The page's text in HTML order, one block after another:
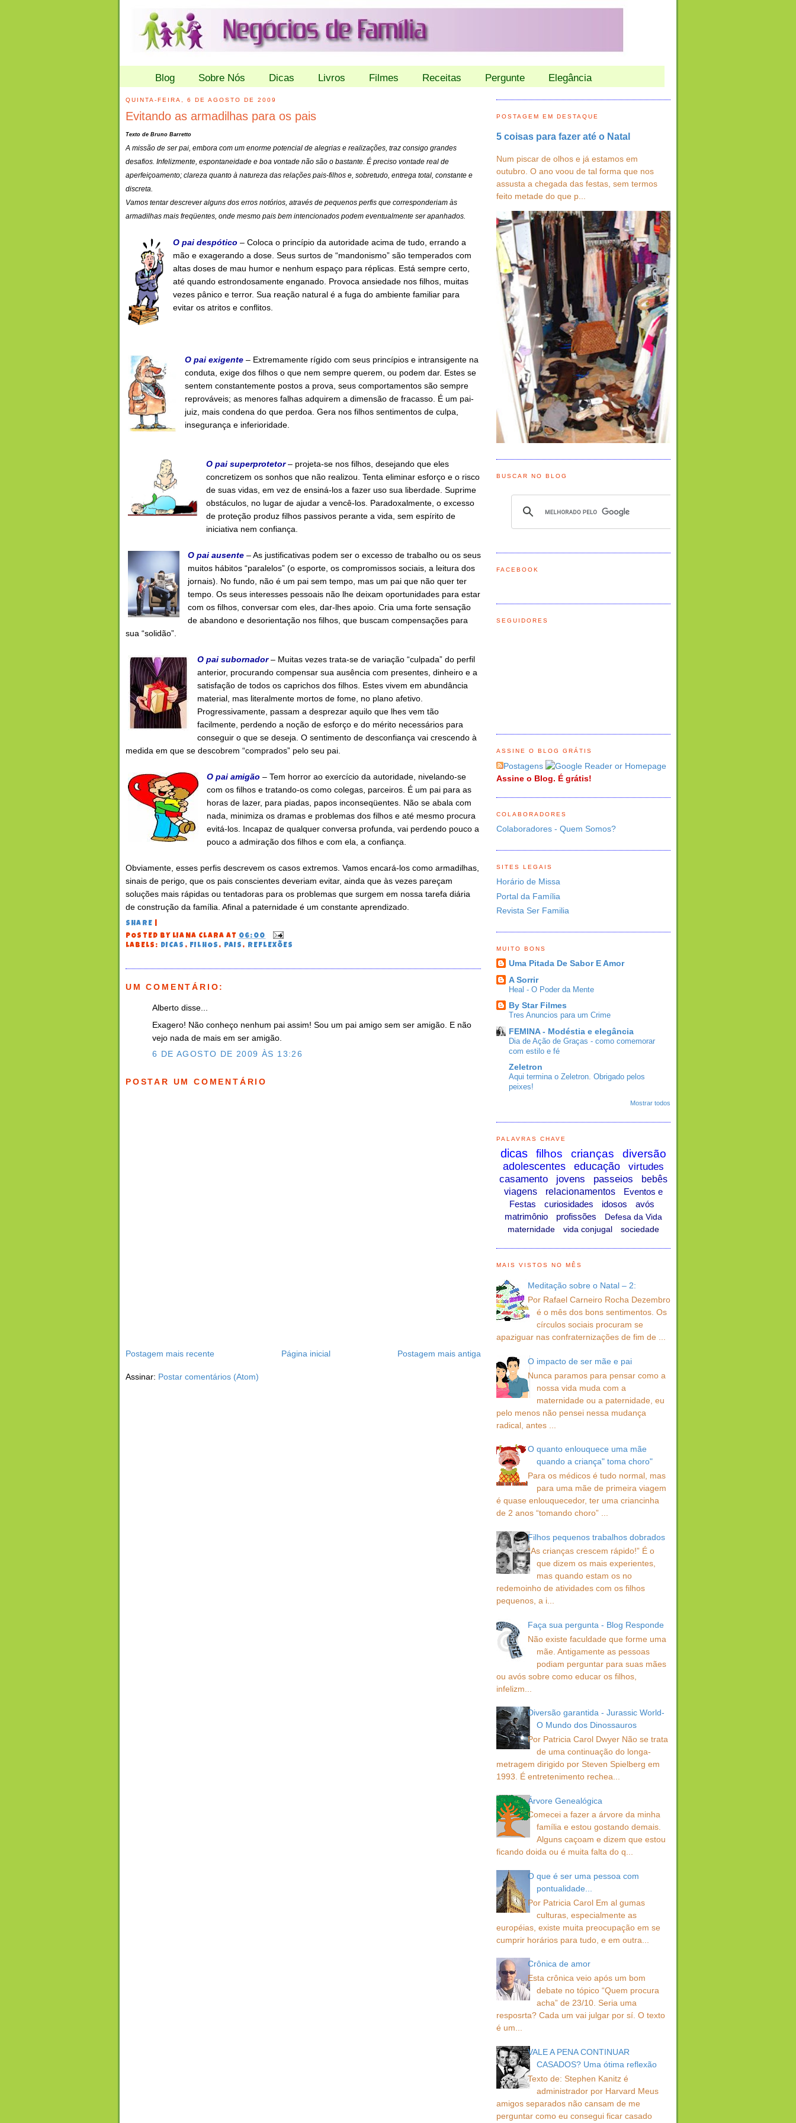
Blog Sobre Nós Dicas Livros Filmes Receitas Pergunte Elegância
QUINTA-FEIRA, 6 DE AGOSTO DE 2009
Evitando as armadilhas para os pais
Texto de Bruno Barretto
A missão de ser pai, embora com um enorme potencial de alegrias e realizações, traz consigo grandes
desafios. Infelizmente, espontaneidade e boa vontade não são o bastante. É preciso vontade real de
aperfeiçoamento; clareza quanto à natureza das relações pais-filhos e, sobretudo, entrega total, constante e
discreta.
Vamos tentar descrever alguns dos erros notórios, através de pequenos perfis que corresponderiam às
armadilhas mais freqüentes, onde mesmo pais bem intencionados podem eventualmente ser apanhados.
O pai despótico – Coloca o princípio da autoridade acima de tudo, errando a
mão e exagerando a dose. Seus surtos de “mandonismo” são temperados com
altas doses de mau humor e nenhum espaço para réplicas. Está sempre certo,
até quando estrondosamente enganado. Provoca ansiedade nos filhos, muitas
vezes pânico e terror. Sua reação natural é a fuga do ambiente familiar para
evitar os atritos e conflitos.
O pai exigente – Extremamente rígido com seus princípios e intransigente na
conduta, exige dos filhos o que nem sempre querem, ou podem dar. Estes se
sentem constantemente postos a prova, seus comportamentos são sempre
reprováveis; as menores falhas adquirem a dimensão de fracasso. É um pai-
juiz, mais condena do que perdoa. Gera nos filhos sentimentos de culpa,
insegurança e inferioridade.
O pai superprotetor – projeta-se nos filhos, desejando que eles
concretizem os sonhos que não realizou. Tenta eliminar esforço e o risco
de suas vidas, em vez de ensiná-los a fazer uso sua liberdade. Suprime
obstáculos, no lugar de ajudar a vencê-los. Paradoxalmente, o excesso
de proteção produz filhos passivos perante a vida, sem espírito de
iniciativa nem confiança.
O pai ausente – As justificativas podem ser o excesso de trabalho ou os seus
muitos hábitos “paralelos” (o esporte, os compromissos sociais, a leitura dos
jornais). No fundo, não é um pai sem tempo, mas um pai que não quer ter
tempo. Os seus interesses pessoais não lhe deixam oportunidades para estar
com os filhos, conversar com eles, dar-lhes apoio. Cria uma forte sensação
de abandono e desorientação nos filhos, que buscam compensações para
sua “solidão”.
O pai subornador– Muitas vezes trata-se de variação “culpada” do perfil
anterior, procurando compensar sua ausência com presentes, dinheiro e a
satisfação de todos os caprichos dos filhos. Estes vivem em abundância
material, mas literalmente mortos de fome, no plano afetivo.
Progressivamente, passam a desprezar aquilo que lhes vem tão
facilmente, perdendo a noção de esforço e do mérito necessários para
conseguir o que se deseja. O sentimento de desconfiança vai crescendo à
medida em que se descobrem “comprados” pelo seu pai.
O pai amigão – Tem horror ao exercício da autoridade, nivelando-se
com os filhos e tratando-os como colegas, parceiros. É um pai para as
horas de lazer, para piadas, papos inconseqüentes. Não se abala com
nada, minimiza os dramas e problemas dos filhos e até mesmo procura
evitá-los. Incapaz de qualquer conversa profunda, vai perdendo pouco a
pouco a admiração dos filhos e com ela, a confiança.
Obviamente, esses perfis descrevem os casos extremos. Vamos encará-los como armadilhas,
sinais de perigo, que os pais conscientes deveriam evitar, ainda que às vezes pareçam
soluções mais rápidas ou tentadoras para os problemas que surgem em nossa tarefa diária
de construção da família. Afinal a paternidade é um constante aprendizado.
SHARE
POSTED BY LIANA CLARA AT 06:00
LABELS: DICAS , FILHOS , PAIS , REFLEXÕES
UM COMENTÁRIO:
Alberto disse...
Exagero! Não conheço nenhum pai assim! Sou um pai amigo sem ser amigão. E não
vejo nada de mais em ser amigão.
6 DE AGOSTO DE 2009 ÀS 13:26
POSTAR UM COMENTÁRIO
Postagem mais recente Postagem mais antiga
Página inicial
Assinar: Postar comentários (Atom)
POSTAGEM EM DESTAQUE
5 coisas para fazer até o Natal
Num piscar de olhos e já estamos em
outubro. O ano voou de tal forma que nos
assusta a chegada das festas, sem termos
feito metade do que p...
BUSCAR NO BLOG
FACEBOOK
SEGUIDORES
ASSINE O BLOG GRÁTIS
Postagens
Assine o Blog. É grátis!
COLABORADORES
Colaboradores - Quem Somos?
SITES LEGAIS
Horário de Missa
Portal da Família
Revista Ser Familia
MUITO BONS
Uma Pitada De Sabor E Amor
A Sorrir
Heal - O Poder da Mente
By Star Filmes
Tres Anuncios para um Crime
FEMINA - Modéstia e elegância
Dia de Ação de Graças - como comemorar
com estilo e fé
Zeletron
Aqui termina o Zeletron. Obrigado pelos
peixes!
Mostrar todos
PALAVRAS CHAVE
dicas filhos crianças diversão
adolescentes educação
virtudes
casamento
jovens passeios
bebês
viagens
relacionamentos
Eventos e
Festas
curiosidades idosos
avós
matrimônio
profissões
Defesa da Vida
maternidade
vida conjugal sociedade
MAIS VISTOS NO MÊS
Meditação sobre o Natal – 2:
Por Rafael Carneiro Rocha Dezembro
é o mês dos bons sentimentos. Os
círculos sociais procuram se
apaziguar nas confraternizações de fim de ...
O impacto de ser mãe e pai
Nunca paramos para pensar como a
nossa vida muda com a
maternidade ou a paternidade, eu
pelo menos não pensei nessa mudança
radical, antes ...
O quanto enlouquece uma mãe
quando a criança" toma choro"
Para os médicos é tudo normal, mas
para uma mãe de primeira viagem
é quase enlouquecedor, ter uma criancinha
de 2 anos “tomando choro” ...
Filhos pequenos trabalhos dobrados
“As crianças crescem rápido!” É o
que dizem os mais experientes,
mas quando estam os no
redemoinho de atividades com os filhos
pequenos, a i...
Faça sua pergunta - Blog Responde
Não existe faculdade que forme uma
mãe. Antigamente as pessoas
podiam perguntar para suas mães
ou avós sobre como educar os filhos,
infelizm...
Diversão garantida - Jurassic World-
O Mundo dos Dinossauros
Por Patricia Carol Dwyer Não se trata
de uma continuação do longa-
metragem dirigido por Steven Spielberg em
1993. É entretenimento rechea...
Árvore Genealógica
Comecei a fazer a árvore da minha
família e estou gostando demais.
Alguns caçoam e dizem que estou
ficando doida ou é muita falta do q...
O que é ser uma pessoa com
pontualidade...
Por Patricia Carol Em al gumas
culturas, especialmente as
européias, existe muita preocupação em se
cumprir horários para tudo, e em outra...
Crônica de amor
Esta crônica veio após um bom
debate no tópico “Quem procura
acha” de 23/10. Seria uma
resposrta? Cada um vai julgar por sí. O texto
é um...
VALE A PENA CONTINUAR
CASADOS? Uma ótima reflexão
Texto de: Stephen Kanitz é
administrador por Harvard Meus
amigos separados não cansam de me
perguntar como eu consegui ficar casado